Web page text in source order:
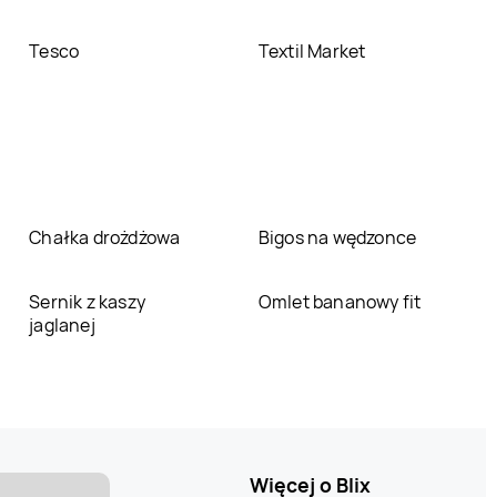
Tesco Textil Market
Chałka drożdżowa Bigos na wędzonce
Sernik z kaszy
jaglanej
Omlet bananowy fit
Więcej o Blix